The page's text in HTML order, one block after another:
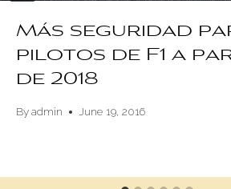
Más seguridad
pilotos de F1 a
de 2018
Byadmin June 19, 2016